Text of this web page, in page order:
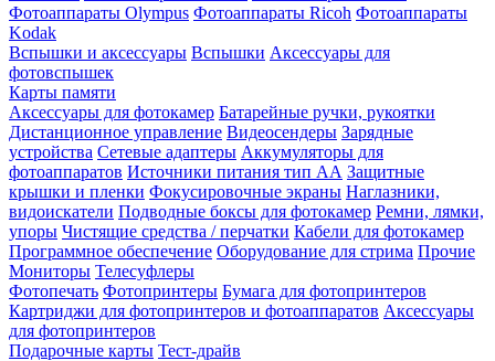
Фотоаппараты Olympus Фотоаппараты Ricoh Фотоаппараты
Kodak
Вспышки и аксессуары Вспышки Аксессуары для
фотовспышек
Карты памяти
Аксессуары для фотокамер Батарейные ручки, рукоятки
Дистанционное управление Видеосендеры Зарядные
устройства Сетевые адаптеры Аккумуляторы для
фотоаппаратов Источники питания тип АА Защитные
крышки и пленки Фокусировочные экраны Наглазники,
видоискатели Подводные боксы для фотокамер Ремни, лямки,
упоры Чистящие средства / перчатки Кабели для фотокамер
Программное обеспечение Оборудование для стрима Прочие
Мониторы Телесуфлеры
Фотопечать Фотопринтеры Бумага для фотопринтеров
Картриджи для фотопринтеров и фотоаппаратов Аксессуары
для фотопринтеров
Подарочные карты Тест-драйв